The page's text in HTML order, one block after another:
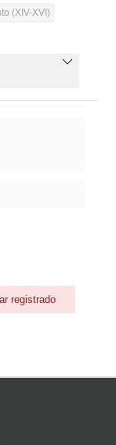
(XIV-XVI)
registrado